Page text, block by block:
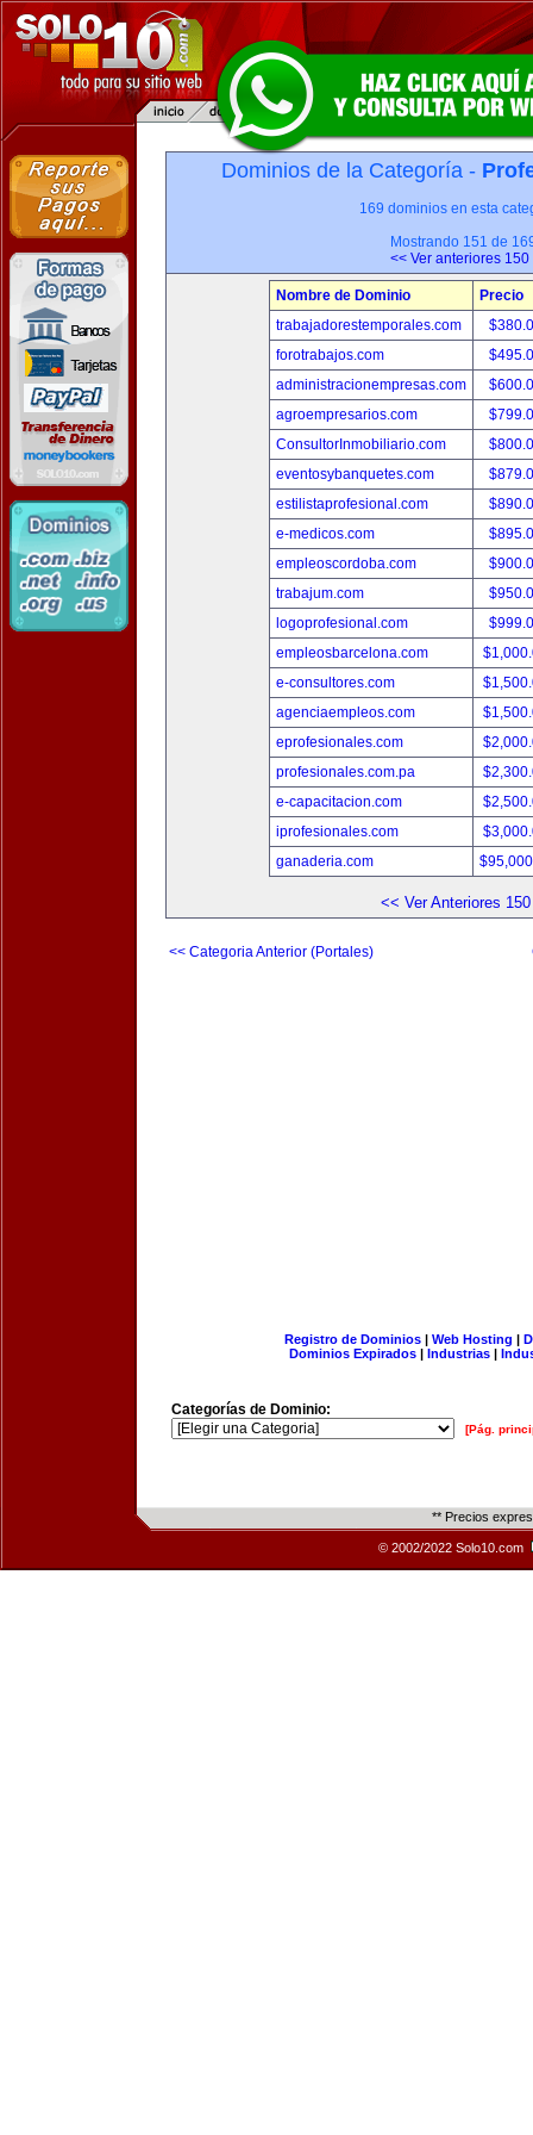
Dominios de la Categoría -
169 dominios en esta
Mostrando 151 de
<< Ver anteriores 150
Nombre de Dominio
Precio
trabajadorestemporales.com
forotrabajos.com
administracionempresas.com
agroempresarios.com
ConsultorInmobiliario.com
eventosybanquetes.com
estilistaprofesional.com
e-medicos.com
empleoscordoba.com
trabajum.com
logoprofesional.com
empleosbarcelona.com
e-consultores.com
agenciaempleos.com
eprofesionales.com
profesionales.com.pa
e-capacitacion.com
iprofesionales.com
ganaderia.com
<< Ver Anteriores 150
<< Categoria Anterior (Portales)
Registro de Dominios| Web Hosting |
Dominios Expirados | Industrias |
Categorías de Dominio:
[Pág.
** Precios
© 2002/2022 Solo10.com